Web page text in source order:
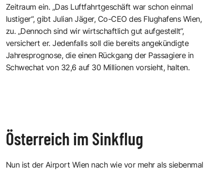
Zeitraum ein. „Das Luftfahrtgeschäft war schon einmal
lustiger“, gibt Julian Jäger, Co-CEO des Flughafens Wien,
zu. „Dennoch sind wir wirtschaftlich gut aufgestellt“,
versichert er. Jedenfalls soll die bereits angekündigte
Jahresprognose, die einen Rückgang der Passagiere in
Schwechat von 32,6 auf 30 Millionen vorsieht, halten.
Österreich im Sinkflug
Nun ist der Airport Wien nach wie vor mehr als siebenmal